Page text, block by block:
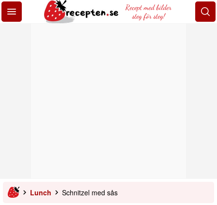
Recept med bilder
steg för steg!
Lunch Schnitzel med sås